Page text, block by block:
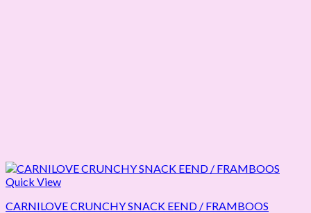
Quick View
CARNILOVE CRUNCHY SNACK EEND / FRAMBOOS